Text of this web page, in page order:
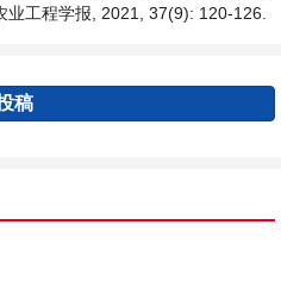
业工程学报, 2021, 37(9): 120-126.
稿